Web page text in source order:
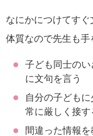
なにかにつけてす
体質なので先生も手
子ども同士の
に文句を言う
自分の子ども
常に厳しく接す
間違った情報